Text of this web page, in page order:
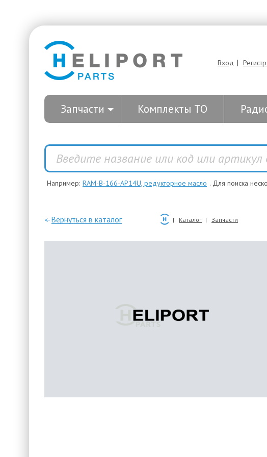
Вход |
Запчасти Комплекты ТО
Например: RAM-B-166-AP14U, редукторное масло . Для поиска
—Вернуться в каталог Каталог Запчасти